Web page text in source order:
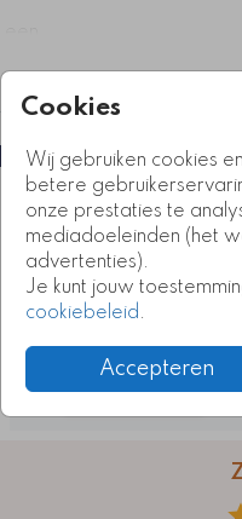
Cookies
Wij gebruiken cookies
betere
onze prestaties te
mediadoeleinden (het
advertenties).
Je kunt jouw
cookiebeleid.
Accepteren
echt.
leuk